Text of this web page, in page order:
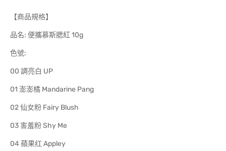
【商品規格】
品名: 便攜慕斯腮紅 10g
色號:
00 調亮白 UP
01 澎澎橘 Mandarine Pang
02 仙女粉 Fairy Blush
03 害羞粉 Shy Me
04 蘋果红 Appley